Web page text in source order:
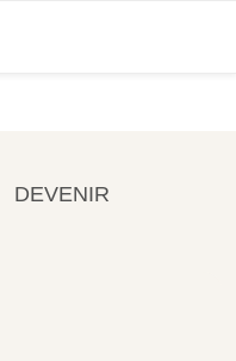
DEVENIR